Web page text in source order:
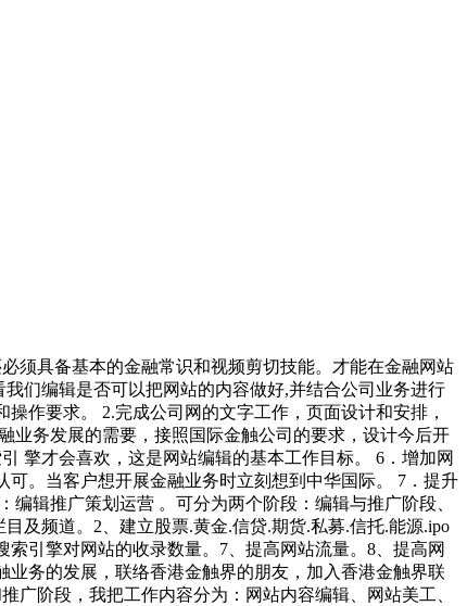
须具备基本的金融常识和视频剪切技能。才能在金融网站
们编辑是否可以把网站的内容做好,并结合公司业务进行
作要求。 2.完成公司网的文字工作，页面设计和安排，
业务发展的需要，接照国际金触公司的要求，设计今后开
擎才会喜欢，这是网站编辑的基本工作目标。 6．增加网
。当客户想开展金融业务时立刻想到中华国际。 7．提升
辑推广策划运营 。可分为两个阶段：编辑与推广阶段、
及频道。2、建立股票.黄金.信贷.期货.私募.信托.能源.ipo
引擎对网站的收录数量。7、提高网站流量。8、提高网
务的发展，联络香港金触界的朋友，加入香港金触界联
广阶段，我把工作内容分为：网站内容编辑、网站美工、